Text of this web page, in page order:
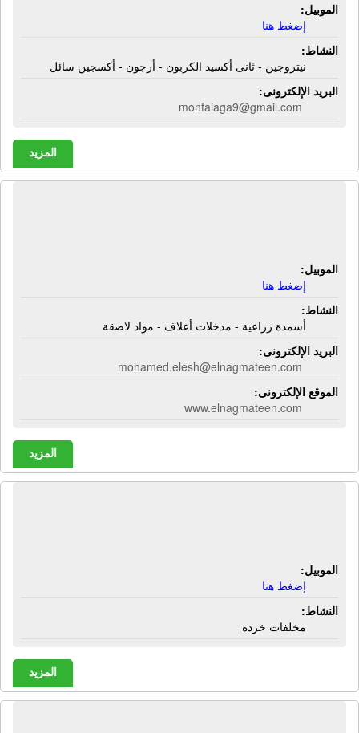
الموبيل:
إضغط هنا
النشاط:
نيتروجين - ثانى أكسيد الكربون - أرجون - أكسجين سائل
البريد الإلكترونى:
monfaiaga9@gmail.com
المزيد
الموبيل:
إضغط هنا
النشاط:
أسمدة زراعية - مدخلات أعلاف - مواد لاصقة
البريد الإلكترونى:
mohamed.elesh@elnagmateen.com
الموقع الإلكترونى:
www.elnagmateen.com
المزيد
الموبيل:
إضغط هنا
النشاط:
مخلفات خردة
المزيد